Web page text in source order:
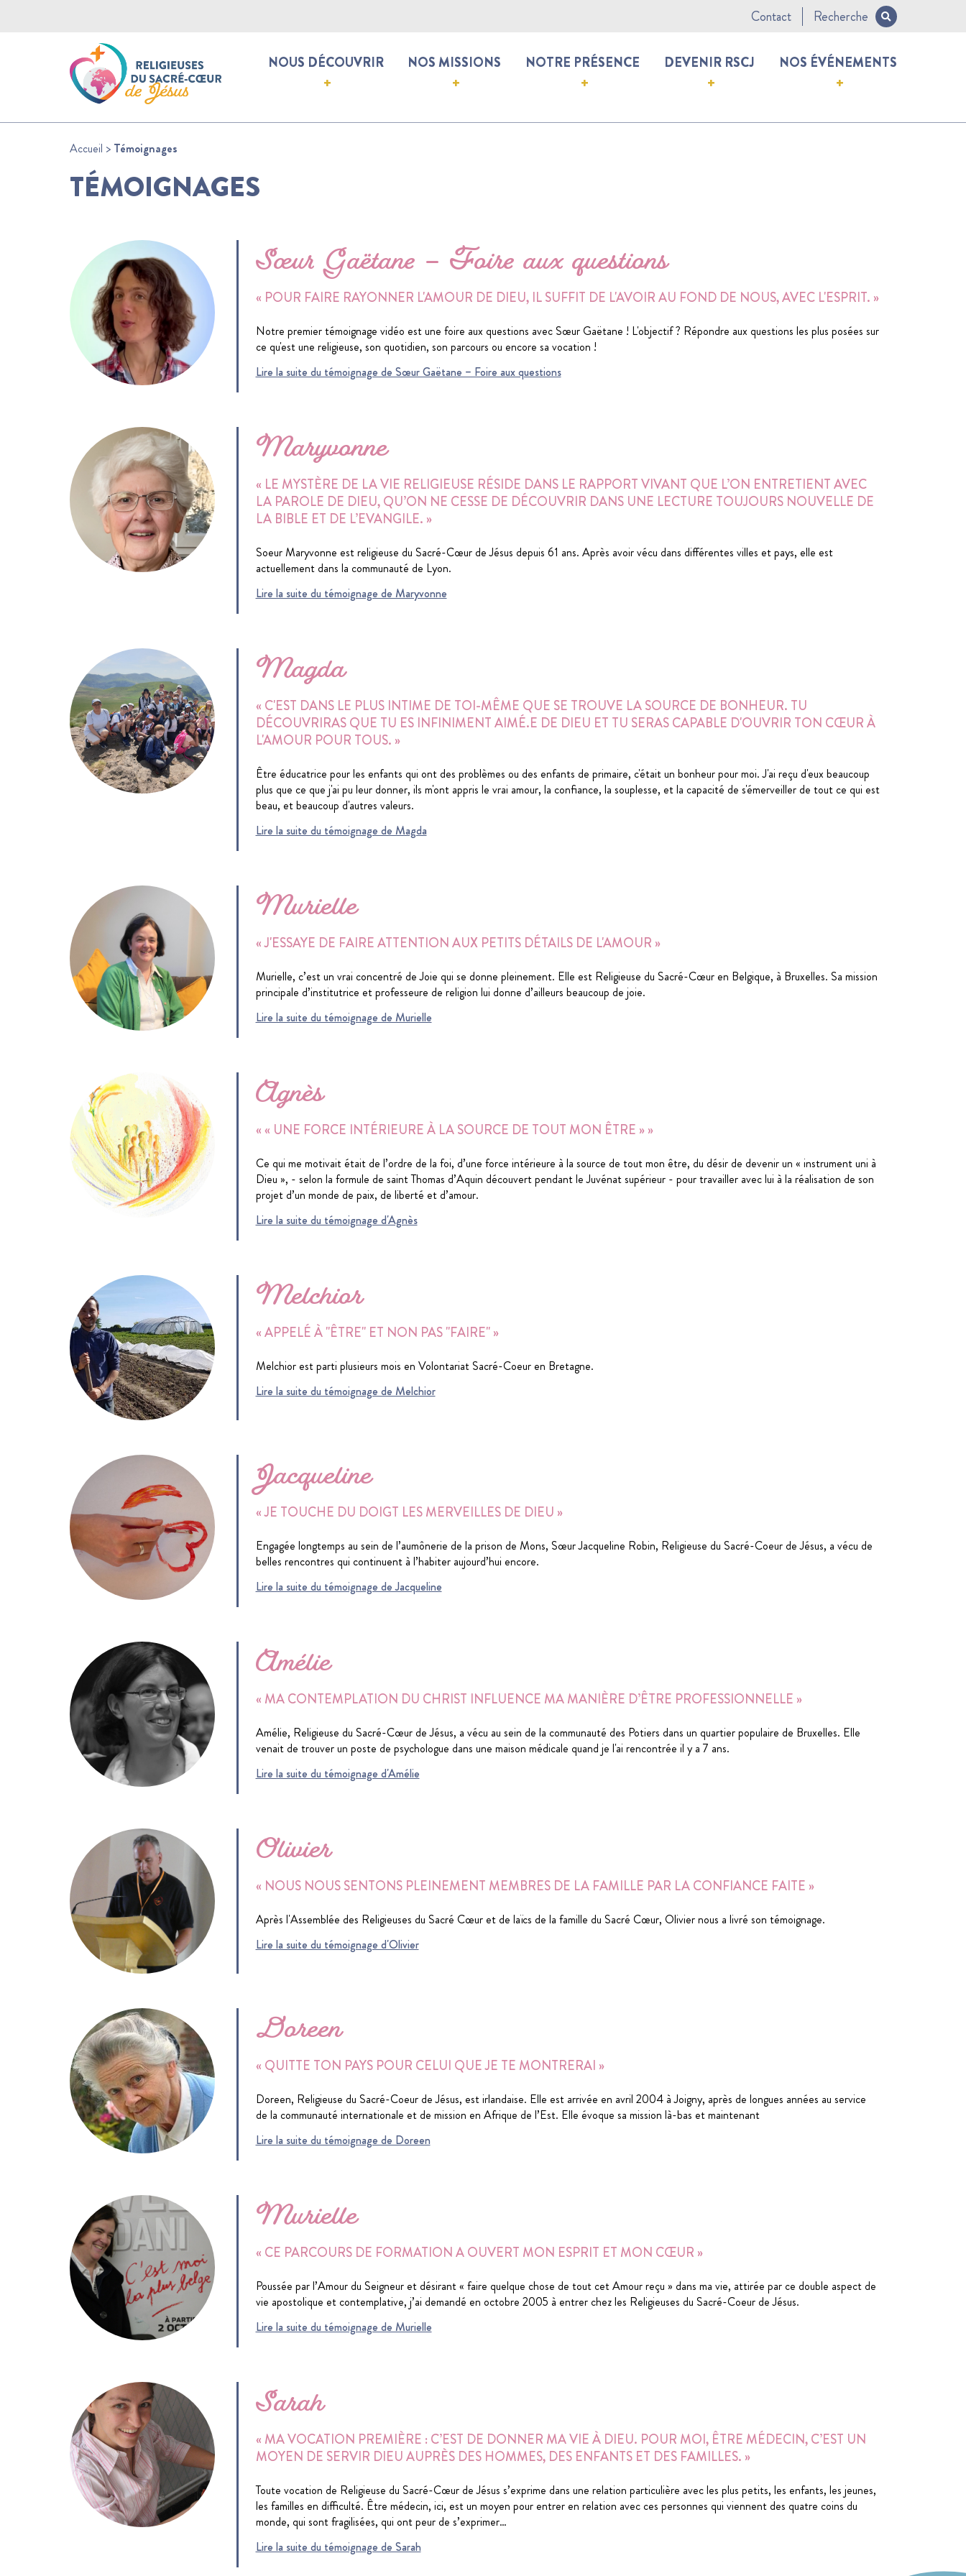
Contact Recherche
NOUS DÉCOUVRIR NOS MISSIONS NOTRE PRÉSENCE DEVENIR RSCJ NOS ÉVÉNEMENTS
Accueil > Témoignages
TÉMOIGNAGES
Sœur Gaëtane – Foire aux questions
« POUR FAIRE RAYONNER L'AMOUR DE DIEU, IL SUFFIT DE L'AVOIR AU FOND DE NOUS, AVEC L'ESPRIT. »
Notre premier témoignage vidéo est une foire aux questions avec Sœur Gaëtane ! L'objectif ? Répondre aux questions les plus posées sur
ce qu'est une religieuse, son quotidien, son parcours ou encore sa vocation !
Lire la suite du témoignage de Sœur Gaëtane – Foire aux questions
Maryvonne
« LE MYSTÈRE DE LA VIE RELIGIEUSE RÉSIDE DANS LE RAPPORT VIVANT QUE L’ON ENTRETIENT AVEC
LA PAROLE DE DIEU, QU’ON NE CESSE DE DÉCOUVRIR DANS UNE LECTURE TOUJOURS NOUVELLE DE
LA BIBLE ET DE L’EVANGILE. »
Soeur Maryvonne est religieuse du Sacré-Cœur de Jésus depuis 61 ans. Après avoir vécu dans différentes villes et pays, elle est
actuellement dans la communauté de Lyon.
Lire la suite du témoignage de Maryvonne
Magda
« C'EST DANS LE PLUS INTIME DE TOI-MÊME QUE SE TROUVE LA SOURCE DE BONHEUR. TU
DÉCOUVRIRAS QUE TU ES INFINIMENT AIMÉ.E DE DIEU ET TU SERAS CAPABLE D'OUVRIR TON CŒUR À
L'AMOUR POUR TOUS. »
Être éducatrice pour les enfants qui ont des problèmes ou des enfants de primaire, c'était un bonheur pour moi. J'ai reçu d'eux beaucoup
plus que ce que j'ai pu leur donner, ils m'ont appris le vrai amour, la confiance, la souplesse, et la capacité de s'émerveiller de tout ce qui est
beau, et beaucoup d'autres valeurs.
Lire la suite du témoignage de Magda
Murielle
« J'ESSAYE DE FAIRE ATTENTION AUX PETITS DÉTAILS DE L'AMOUR »
Murielle, c’est un vrai concentré de Joie qui se donne pleinement. Elle est Religieuse du Sacré-Cœur en Belgique, à Bruxelles. Sa mission
principale d’institutrice et professeure de religion lui donne d’ailleurs beaucoup de joie.
Lire la suite du témoignage de Murielle
Agnès
« « UNE FORCE INTÉRIEURE À LA SOURCE DE TOUT MON ÊTRE » »
Ce qui me motivait était de l’ordre de la foi, d’une force intérieure à la source de tout mon être, du désir de devenir un « instrument uni à
Dieu », - selon la formule de saint Thomas d’Aquin découvert pendant le Juvénat supérieur - pour travailler avec lui à la réalisation de son
projet d’un monde de paix, de liberté et d’amour.
Lire la suite du témoignage d'Agnès
Melchior
« APPELÉ À "ÊTRE" ET NON PAS "FAIRE" »
Melchior est parti plusieurs mois en Volontariat Sacré-Coeur en Bretagne.
Lire la suite du témoignage de Melchior
Jacqueline
« JE TOUCHE DU DOIGT LES MERVEILLES DE DIEU »
Engagée longtemps au sein de l’aumônerie de la prison de Mons, Sœur Jacqueline Robin, Religieuse du Sacré-Coeur de Jésus, a vécu de
belles rencontres qui continuent à l’habiter aujourd’hui encore.
Lire la suite du témoignage de Jacqueline
Amélie
« MA CONTEMPLATION DU CHRIST INFLUENCE MA MANIÈRE D’ÊTRE PROFESSIONNELLE »
Amélie, Religieuse du Sacré-Cœur de Jésus, a vécu au sein de la communauté des Potiers dans un quartier populaire de Bruxelles. Elle
venait de trouver un poste de psychologue dans une maison médicale quand je l'ai rencontrée il y a 7 ans.
Lire la suite du témoignage d'Amélie
Olivier
« NOUS NOUS SENTONS PLEINEMENT MEMBRES DE LA FAMILLE PAR LA CONFIANCE FAITE »
Après l'Assemblée des Religieuses du Sacré Cœur et de laïcs de la famille du Sacré Cœur, Olivier nous a livré son témoignage.
Lire la suite du témoignage d'Olivier
Doreen
« QUITTE TON PAYS POUR CELUI QUE JE TE MONTRERAI »
Doreen, Religieuse du Sacré-Coeur de Jésus, est irlandaise. Elle est arrivée en avril 2004 à Joigny, après de longues années au service
de la communauté internationale et de mission en Afrique de l’Est. Elle évoque sa mission là-bas et maintenant
Lire la suite du témoignage de Doreen
Murielle
« CE PARCOURS DE FORMATION A OUVERT MON ESPRIT ET MON CŒUR »
Poussée par l’Amour du Seigneur et désirant « faire quelque chose de tout cet Amour reçu » dans ma vie, attirée par ce double aspect de
vie apostolique et contemplative, j’ai demandé en octobre 2005 à entrer chez les Religieuses du Sacré-Coeur de Jésus.
Lire la suite du témoignage de Murielle
Sarah
« MA VOCATION PREMIÈRE : C’EST DE DONNER MA VIE À DIEU. POUR MOI, ÊTRE MÉDECIN, C’EST UN
MOYEN DE SERVIR DIEU AUPRÈS DES HOMMES, DES ENFANTS ET DES FAMILLES. »
Toute vocation de Religieuse du Sacré-Cœur de Jésus s’exprime dans une relation particulière avec les plus petits, les enfants, les jeunes,
les familles en difficulté. Être médecin, ici, est un moyen pour entrer en relation avec ces personnes qui viennent des quatre coins du
monde, qui sont fragilisées, qui ont peur de s’exprimer…
Lire la suite du témoignage de Sarah